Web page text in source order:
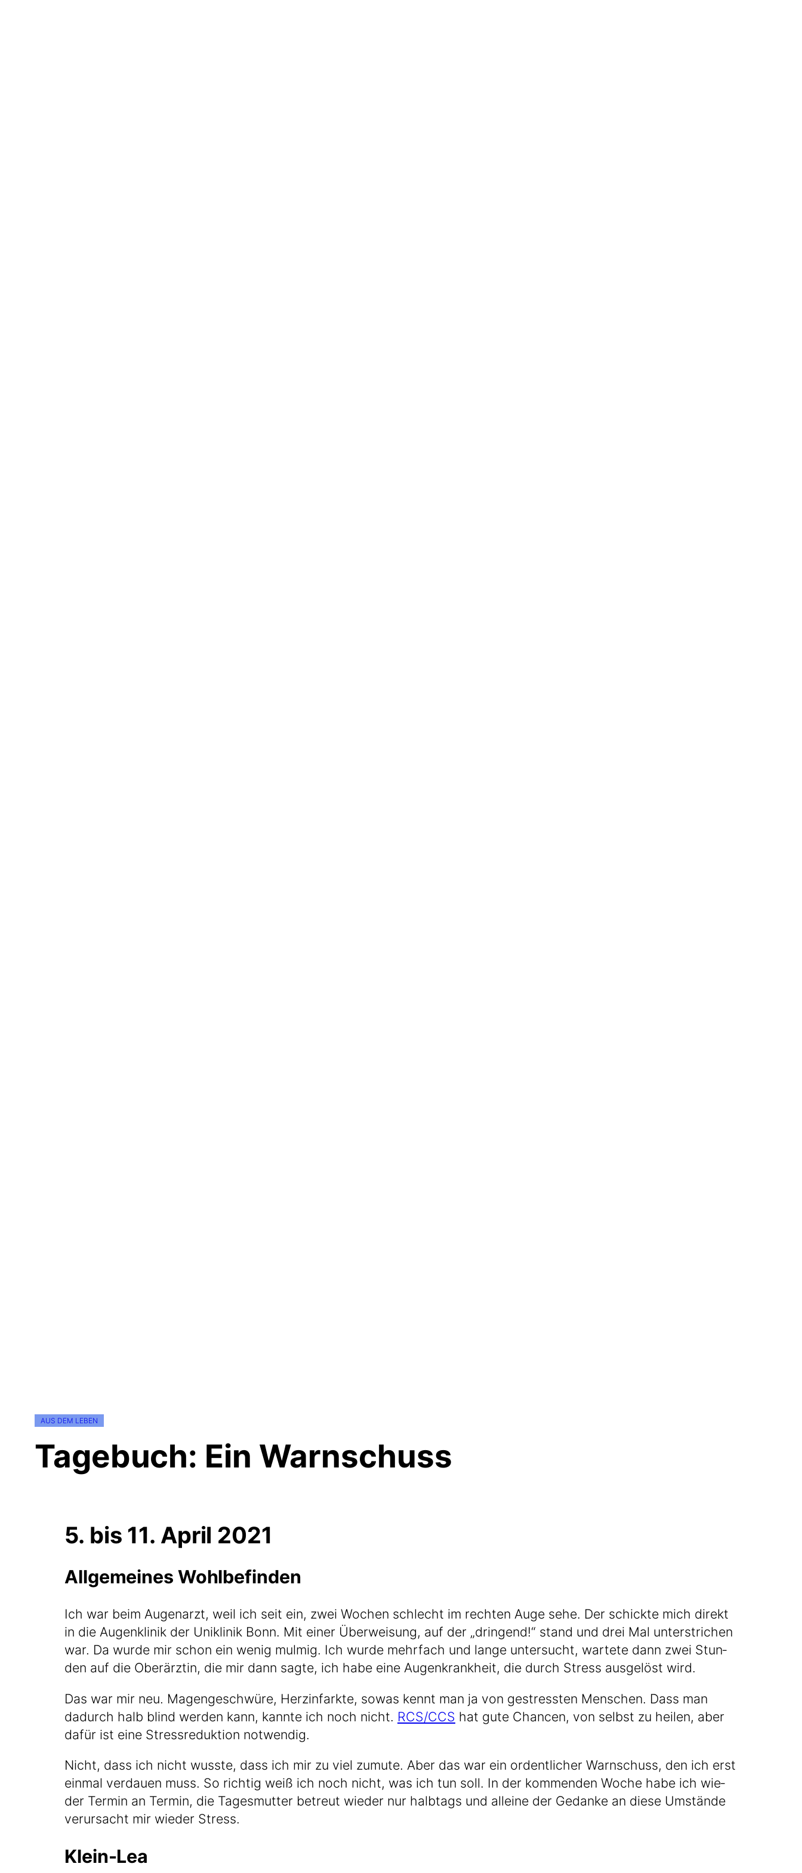
AUS DEM LEBEN
Tagebuch: Ein Warnschuss
5. bis 11. April 2021
Allgemeines Wohlbefinden
Ich war beim Augen­arzt, weil ich seit ein, zwei Wochen schlecht im rech­ten Auge sehe. Der schick­te mich direkt
in die Augen­kli­nik der Uni­kli­nik Bonn. Mit einer Über­wei­sung, auf der „drin­gend!“ stand und drei Mal unter­stri­chen
war. Da wur­de mir schon ein wenig mul­mig. Ich wur­de mehr­fach und lan­ge unter­sucht, war­te­te dann zwei Stun­
den auf die Ober­ärz­tin, die mir dann sag­te, ich habe eine Augen­krank­heit, die durch Stress aus­ge­löst wird.
Das war mir neu. Magen­ge­schwü­re, Herz­in­fark­te, sowas kennt man ja von gestress­ten Men­schen. Dass man
dadurch halb blind wer­den kann, kann­te ich noch nicht. RCS/CCS hat gute Chan­cen, von selbst zu hei­len, aber
dafür ist eine Stress­re­duk­ti­on notwendig.
Nicht, dass ich nicht wuss­te, dass ich mir zu viel zumu­te. Aber das war ein ordent­li­cher Warn­schuss, den ich erst
ein­mal ver­dau­en muss. So rich­tig weiß ich noch nicht, was ich tun soll. In der kom­men­den Woche habe ich wie­
der Ter­min an Ter­min, die Tages­mut­ter betreut wie­der nur halb­tags und allei­ne der Gedan­ke an die­se Umstän­de
ver­ur­sacht mir wie­der Stress.
Klein-Lea